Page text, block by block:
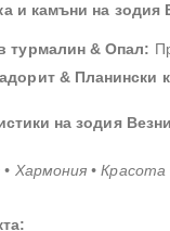
и камъни на зодия
турмалин & Опал:
& Планински
на зодия
• Хармония •